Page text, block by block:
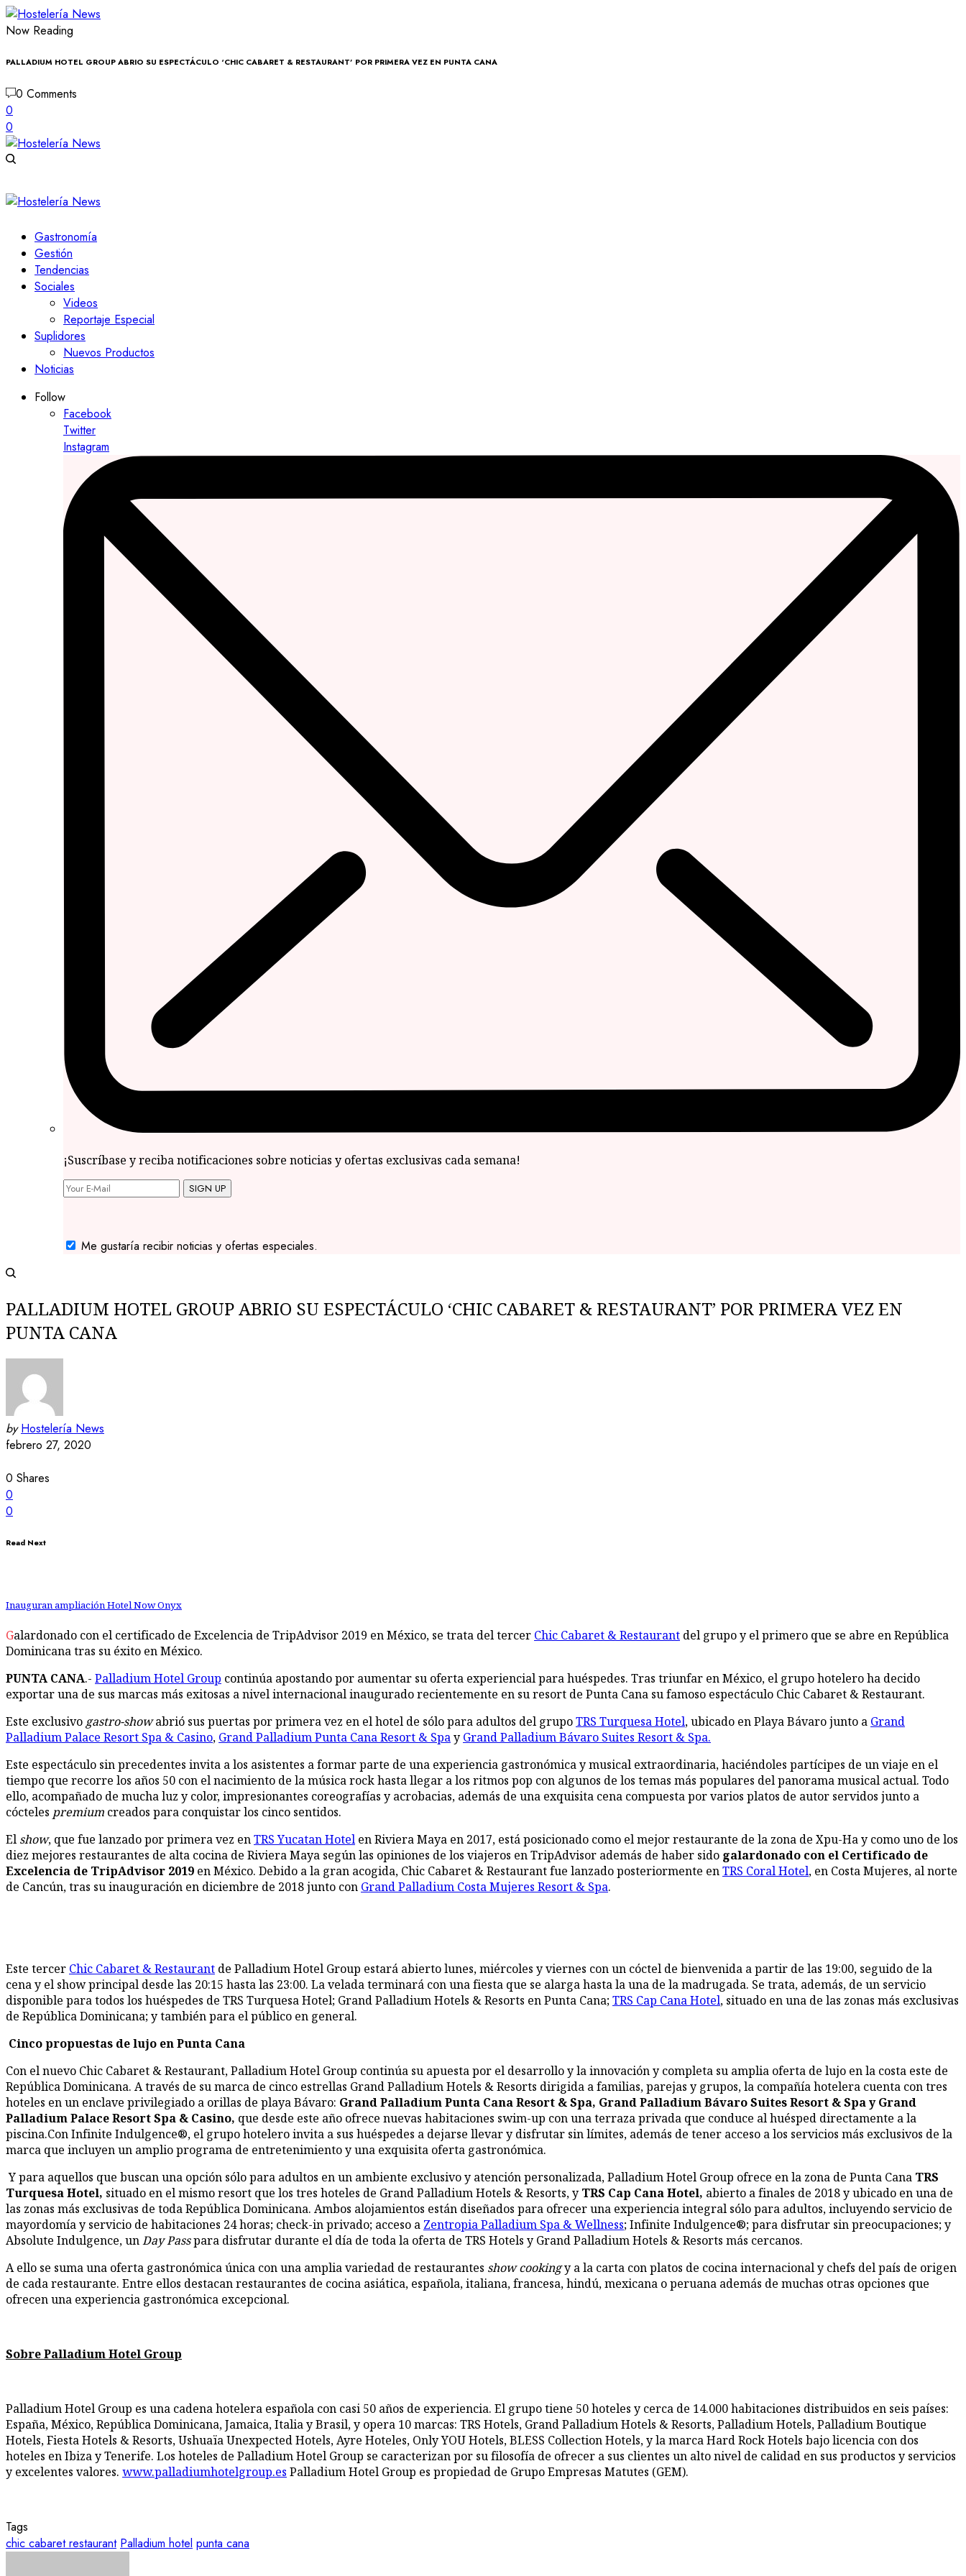
Now Reading
PALLADIUM HOTEL GROUP ABRIO SU ESPECTÁCULO ‘CHIC CABARET & RESTAURANT’ POR PRIMERA VEZ EN PUNTA CANA
0 Comments
0
0
Gastronomía
Gestión
Tendencias
Sociales
Videos
Reportaje Especial
Suplidores
Nuevos Productos
Noticias
Follow
Facebook
Twitter
Instagram
¡Suscríbase y reciba notificaciones sobre noticias y ofertas exclusivas cada semana!
SIGN UP
Me gustaría recibir noticias y ofertas especiales.
PALLADIUM HOTEL GROUP ABRIO SU ESPECTÁCULO ‘CHIC CABARET & RESTAURANT’ POR PRIMERA VEZ EN
PUNTA CANA
by Hostelería News
febrero 27, 2020
0 Shares
0
0
Read Next
Inauguran ampliación Hotel Now Onyx
Galardonado con el certificado de Excelencia de TripAdvisor 2019 en México, se trata del tercer Chic Cabaret & Restaurant del grupo y el primero que se abre en República
Dominicana tras su éxito en México.
PUNTA CANA.- Palladium Hotel Group continúa apostando por aumentar su oferta experiencial para huéspedes. Tras triunfar en México, el grupo hotelero ha decido
exportar una de sus marcas más exitosas a nivel internacional inaugurado recientemente en su resort de Punta Cana su famoso espectáculo Chic Cabaret & Restaurant.
Este exclusivo gastro-showabrió sus puertas por primera vez en el hotel de sólo para adultos del grupoTRS Turquesa Hotel, ubicado en Playa Bávaro junto a Grand
Palladium Palace Resort Spa & Casino, Grand Palladium Punta Cana Resort & Spay Grand Palladium Bávaro Suites Resort & Spa.
Este espectáculo sin precedentes invita a los asistentes a formar parte de una experiencia gastronómica y musical extraordinaria, haciéndoles partícipes de un viaje en el
tiempo que recorre los años 50 con el nacimiento de la música rock hasta llegar a los ritmos pop con algunos de los temas más populares del panorama musical actual. Todo
ello, acompañado de mucha luz y color, impresionantes coreografías y acrobacias, además de una exquisita cena compuesta por varios platos de autor servidos junto a
cócteles premium creados para conquistar los cinco sentidos.
El show, que fue lanzado por primera vez enTRS Yucatan Hotel en Riviera Maya en 2017, está posicionado como el mejor restaurante de la zona de Xpu-Ha y como uno de los
diez mejores restaurantes de alta cocina de Riviera Maya según las opiniones de los viajeros en TripAdvisor además de haber sido galardonado con el Certificado de
Excelencia de TripAdvisor 2019 en México. Debido a la gran acogida, Chic Cabaret & Restaurant fue lanzado posteriormente enTRS Coral Hotel, en Costa Mujeres, al norte
de Cancún, tras su inauguración en diciembre de 2018 junto con Grand Palladium Costa Mujeres Resort & Spa.
Este tercer Chic Cabaret & Restaurant de Palladium Hotel Group estará abierto lunes, miércoles y viernes con un cóctel de bienvenida a partir de las 19:00, seguido de la
cena y el show principal desde las 20:15 hasta las 23:00. La velada terminará con una fiesta que se alarga hasta la una de la madrugada. Se trata, además, de un servicio
disponible para todos los huéspedes de TRS Turquesa Hotel; Grand Palladium Hotels & Resorts en Punta Cana;TRS Cap Cana Hotel, situado en una de las zonas más exclusivas
de República Dominicana; y también para el público en general.
Cinco propuestas de lujo en Punta Cana
Con el nuevo Chic Cabaret & Restaurant, Palladium Hotel Group continúa su apuesta por el desarrollo y la innovación y completa su amplia oferta de lujo en la costa este de
República Dominicana. A través de su marca de cinco estrellas Grand Palladium Hotels & Resorts dirigida a familias, parejas y grupos, la compañía hotelera cuenta con tres
hoteles en un enclave privilegiado a orillas de playa Bávaro: Grand Palladium Punta Cana Resort & Spa, Grand Palladium Bávaro Suites Resort & Spa y Grand
Palladium Palace Resort Spa & Casino, que desde este año ofrece nuevas habitaciones swim-up con una terraza privada que conduce al huésped directamente a la
piscina.Con Infinite Indulgence®, el grupo hotelero invita a sus huéspedes a dejarse llevar y disfrutar sin límites, además de tener acceso a los servicios más exclusivos de la
marca que incluyen un amplio programa de entretenimiento y una exquisita oferta gastronómica.
Y para aquellos que buscan una opción sólo para adultos en un ambiente exclusivo y atención personalizada, Palladium Hotel Group ofrece en la zona de Punta Cana TRS
Turquesa Hotel, situado en el mismo resort que los tres hoteles de Grand Palladium Hotels & Resorts, y TRS Cap Cana Hotel, abierto a finales de 2018 y ubicado en una de
las zonas más exclusivas de toda República Dominicana. Ambos alojamientos están diseñados para ofrecer una experiencia integral sólo para adultos, incluyendo servicio de
mayordomía y servicio de habitaciones 24 horas; check-in privado; acceso a Zentropia Palladium Spa & Wellness; Infinite Indulgence®; para disfrutar sin preocupaciones; y
Absolute Indulgence, unDay Passpara disfrutar durante el día de toda la oferta de TRS Hotels y Grand Palladium Hotels & Resorts más cercanos.
A ello se suma una oferta gastronómica única con una amplia variedad de restaurantes show cookingy a la carta con platos de cocina internacional y chefs del país de origen
de cada restaurante. Entre ellos destacan restaurantes de cocina asiática, española, italiana, francesa, hindú, mexicana o peruana además de muchas otras opciones que
ofrecen una experiencia gastronómica excepcional.
Sobre Palladium Hotel Group
Palladium Hotel Group es una cadena hotelera española con casi 50 años de experiencia. El grupo tiene 50 hoteles y cerca de 14.000 habitaciones distribuidos en seis países:
España, México, República Dominicana, Jamaica, Italia y Brasil, y opera 10 marcas: TRS Hotels, Grand Palladium Hotels & Resorts, Palladium Hotels, Palladium Boutique
Hotels, Fiesta Hotels & Resorts, Ushuaïa Unexpected Hotels, Ayre Hoteles, Only YOU Hotels, BLESS Collection Hotels, y la marca Hard Rock Hotels bajo licencia con dos
hoteles en Ibiza y Tenerife. Los hoteles de Palladium Hotel Group se caracterizan por su filosofía de ofrecer a sus clientes un alto nivel de calidad en sus productos y servicios
y excelentes valores. www.palladiumhotelgroup.es Palladium Hotel Group es propiedad de Grupo Empresas Matutes (GEM).
Tags
chic cabaret restaurant Palladium hotel punta cana